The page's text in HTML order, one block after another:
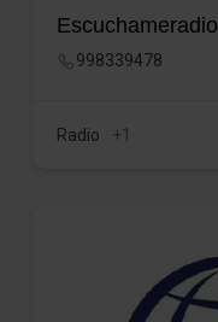
Escuchameradio
998339478
Radio +1